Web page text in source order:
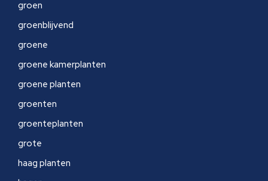
groen
groenblijvend
groene
groene kamerplanten
groene planten
groenten
groenteplanten
grote
haag planten